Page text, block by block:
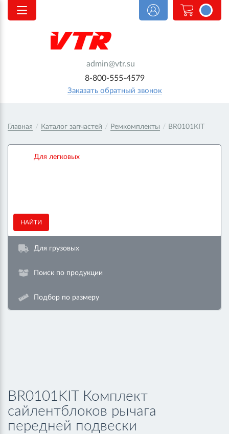
admin@vtr.su
8-800-555-4579
Заказать обратный звонок
<@
order.count
|| 0 @>
Главная / Каталог запчастей / Ремкомплекты / BR0101KIT
Для легковых
НАЙТИ
Для грузовых
Поиск по продукции
Подбор по размеру
BR0101KIT Комплект
cайлентблоков рычага
передней подвески